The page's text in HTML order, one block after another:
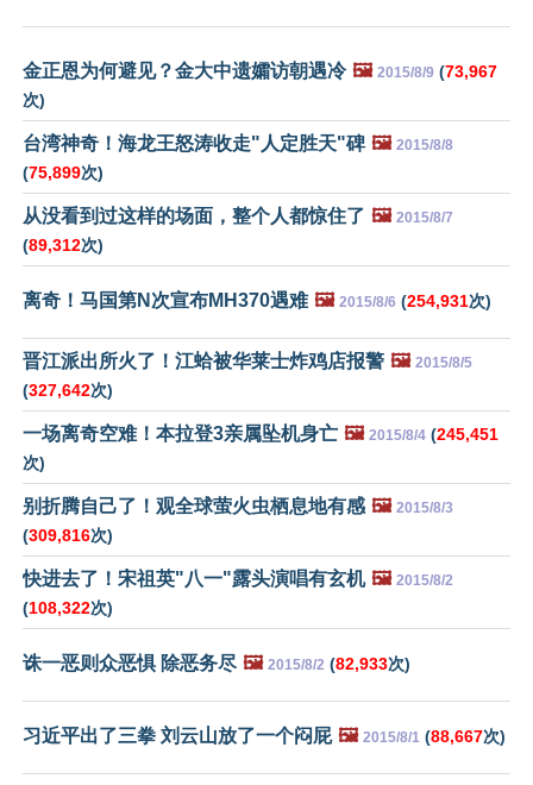
金正恩为何避见？金大中遗孀访朝遇冷 🖼️ 2015/8/9 (73,967
次)
台湾神奇！海龙王怒涛收走"人定胜天"碑 🖼️ 2015/8/8
(75,899次)
从没看到过这样的场面，整个人都惊住了 🖼️ 2015/8/7
(89,312次)
离奇！马国第N次宣布MH370遇难 🖼️ 2015/8/6 (254,931次)
晋江派出所火了！江蛤被华莱士炸鸡店报警 🖼️ 2015/8/5
(327,642次)
一场离奇空难！本拉登3亲属坠机身亡 🖼️ 2015/8/4 (245,451
次)
别折腾自己了！观全球萤火虫栖息地有感 🖼️ 2015/8/3
(309,816次)
快进去了！宋祖英"八一"露头演唱有玄机 🖼️ 2015/8/2
(108,322次)
诛一恶则众恶惧 除恶务尽 🖼️ 2015/8/2 (82,933次)
习近平出了三拳 刘云山放了一个闷屁 🖼️ 2015/8/1 (88,667次)